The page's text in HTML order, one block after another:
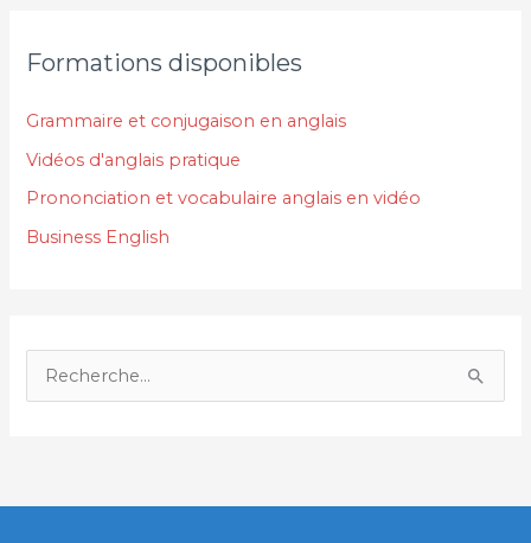
Formations disponibles
Grammaire et conjugaison en anglais
Vidéos d'anglais pratique
Prononciation et vocabulaire anglais en vidéo
Business English
e
e